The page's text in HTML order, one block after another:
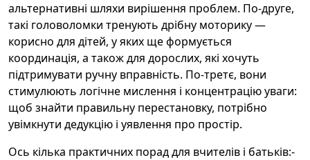
альтернативні шляхи вирішення проблем. По-друге,
такі головоломки тренують дрібну моторику —
корисно для дітей, у яких ще формується
координація, а також для дорослих, які хочуть
підтримувати ручну вправність. По-третє, вони
стимулюють логічне мислення і концентрацію уваги:
щоб знайти правильну перестановку, потрібно
увімкнути дедукцію і уявлення про простір.
Ось кілька практичних порад для вчителів і батьків:-